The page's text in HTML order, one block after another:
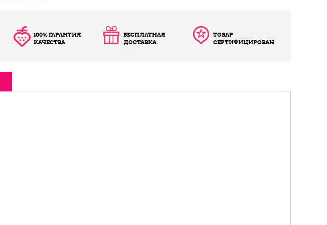
100% ГАРАНТИЯ
КАЧЕСТВА
БЕСПЛАТНАЯ
ДОСТАВКА
ТОВАР
СЕРТИФИЦИРОВАН